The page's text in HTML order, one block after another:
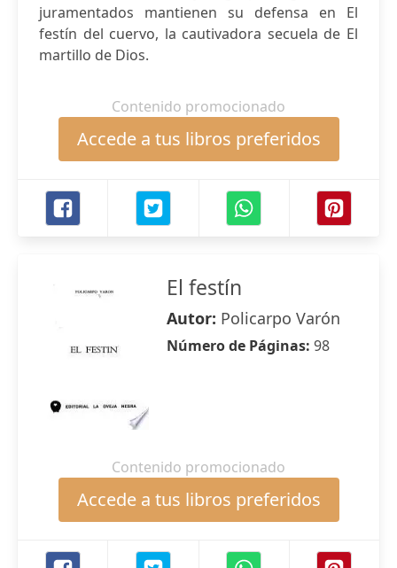
juramentados mantienen su defensa en El
festín del cuervo, la cautivadora secuela de El
martillo de Dios.
Contenido promocionado
Accede a tus libros preferidos
El festín
Autor: Policarpo Varón
Número de Páginas: 98
Contenido promocionado
Accede a tus libros preferidos